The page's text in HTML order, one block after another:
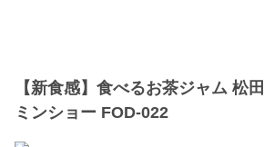
【新食感】食べるお茶ジャム 松
ミンショー FOD-022